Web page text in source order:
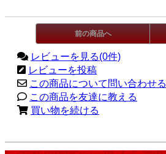
前の商品へ
レビューを見る(0件)
レビューを投稿
この商品について問い合わせる
この商品を友達に教える
買い物を続ける